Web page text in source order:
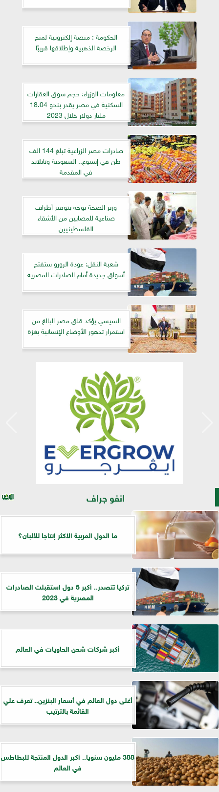
الحكومة : منصة إلكترونية لمنح
الرخصة الذهبية وإطلاقها قريبًا
معلومات الوزراء: حجم سوق العقارات
السكنية في مصر يقدر بنحو 18.04
مليار دولار خلال 2023
صادرات مصر الزراعية تبلغ 144 الف
طن في إسبوع.. السعودية وتايلاند
في المقدمة
وزير الصحة يوجه بتوفير أطراف
صناعية للمصابين من الأشقاء
الفلسطينيين
شعبة النقل: عودة الرورو ستفتح
أسواق جديدة أمام الصادرات المصرية
السيسي يؤكد قلق مصر البالغ من
استمرار تدهور الأوضاع الإنسانية بغزة
انفو جراف
ما الدول العربية الأكثر إنتاجا للألبان؟
تركيا تتصدر.. أكبر 5 دول استقبلت الصادرات
المصرية في 2023
أكبر شركات شحن الحاويات في العالم
أغلى دول العالم في أسعار البنزين.. تعرف علي
القائمة بالترتيب
388 مليون سنويا.. أكبر الدول المنتجة للبطاطس
في العالم